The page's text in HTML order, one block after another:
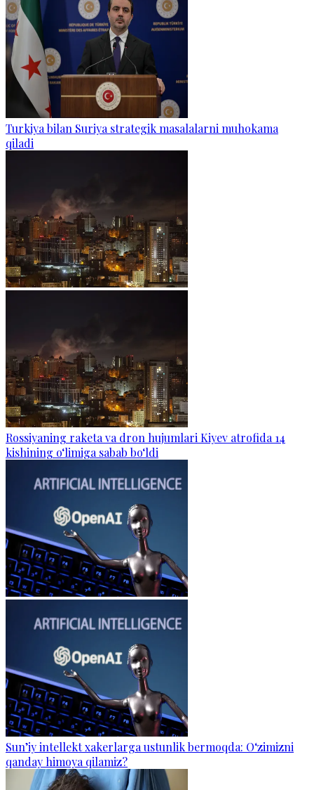
Turkiya bilan Suriya strategik masalalarni muhokama
qiladi
Rossiyaning raketa va dron hujumlari Kiyev atrofida 14
kishining o‘limiga sabab bo‘ldi
Sun’iy intellekt xakerlarga ustunlik bermoqda: O‘zimizni
qanday himoya qilamiz?